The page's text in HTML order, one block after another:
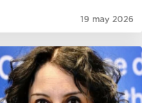
19 may 2026